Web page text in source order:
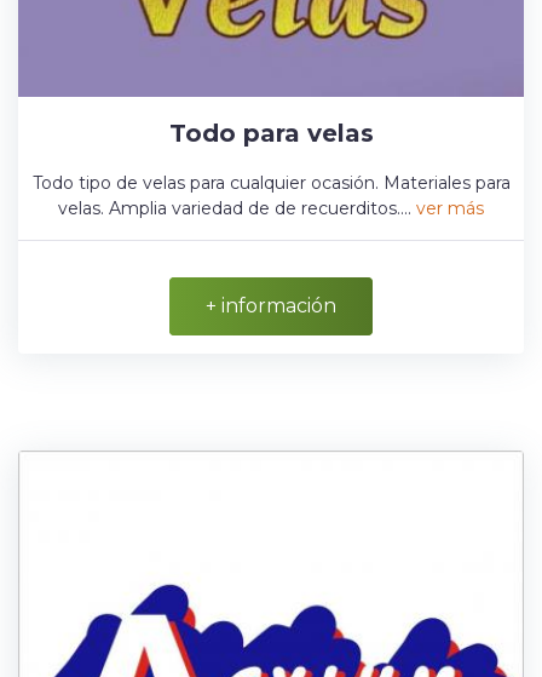
Todo para velas
Todo tipo de velas para cualquier ocasión. Materiales para
velas. Amplia variedad de de recuerditos.... ver más
+ información